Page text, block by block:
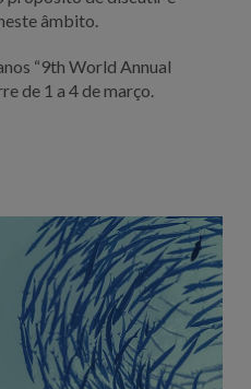
âmbito.
“9th World Annual
de 1 a 4 de março.